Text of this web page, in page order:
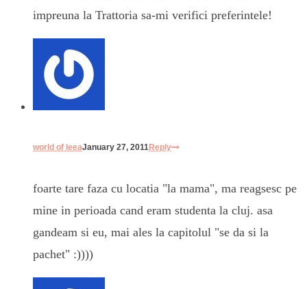
impreuna la Trattoria sa-mi verifici preferintele!
world of leeaJanuary 27, 2011Reply
foarte tare faza cu locatia "la mama", ma reagsesc pe
mine in perioada cand eram studenta la cluj. asa
gandeam si eu, mai ales la capitolul "se da si la
pachet" :))))